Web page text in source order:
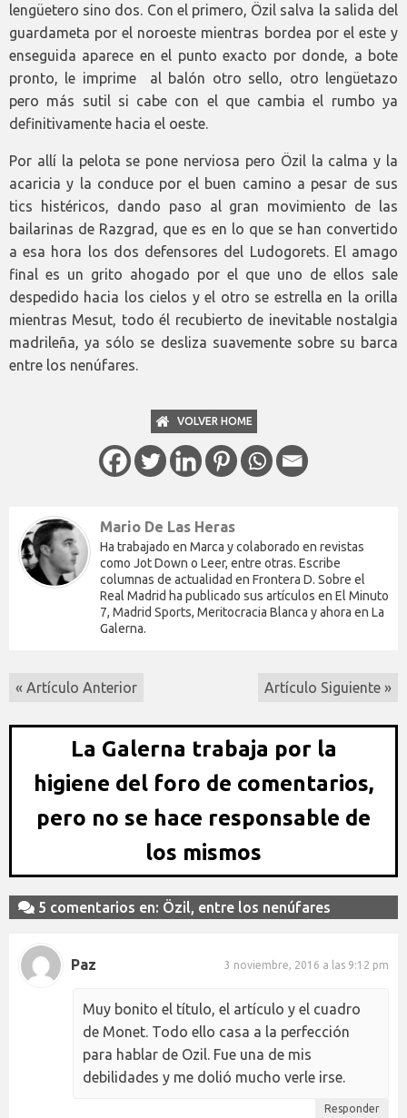
lengüetero sino dos. Con el primero, Özil salva la salida del
guardameta por el noroeste mientras bordea por el este y
enseguida aparece en el punto exacto por donde, a bote
pronto, le imprime al balón otro sello, otro lengüetazo
pero más sutil si cabe con el que cambia el rumbo ya
definitivamente hacia el oeste.
Por allí la pelota se pone nerviosa pero Özil la calma y la
acaricia y la conduce por el buen camino a pesar de sus
tics histéricos, dando paso al gran movimiento de las
bailarinas de Razgrad, que es en lo que se han convertido
a esa hora los dos defensores del Ludogorets. El amago
final es un grito ahogado por el que uno de ellos sale
despedido hacia los cielos y el otro se estrella en la orilla
mientras Mesut, todo él recubierto de inevitable nostalgia
madrileña, ya sólo se desliza suavemente sobre su barca
entre los nenúfares.
VOLVER HOME
Mario De Las Heras
Ha trabajado en Marca y colaborado en revistas
como Jot Down o Leer, entre otras. Escribe
columnas de actualidad en Frontera D. Sobre el
Real Madrid ha publicado sus artículos en El Minuto
7, Madrid Sports, Meritocracia Blanca y ahora en La
Galerna.
« Artículo Anterior Artículo Siguiente »
La Galerna trabaja por la
higiene del foro de comentarios,
pero no se hace responsable de
los mismos
5 comentarios en: Özil, entre los nenúfares
Paz 3 noviembre, 2016 a las 9:12 pm
Muy bonito el título, el artículo y el cuadro
de Monet. Todo ello casa a la perfección
para hablar de Ozil. Fue una de mis
debilidades y me dolió mucho verle irse.
Responder